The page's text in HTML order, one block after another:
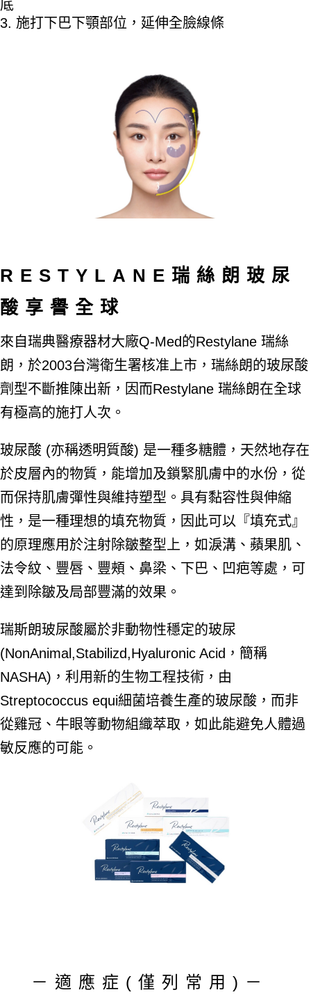
施打下巴下顎部位，延伸全臉線條
RESTYLANE瑞絲朗玻尿
酸享譽全球
來自瑞典醫療器材大廠Q-Med的Restylane 瑞絲
朗，於2003台灣衛生署核准上市，瑞絲朗的玻尿酸
劑型不斷推陳出新，因而Restylane 瑞絲朗在全球
有極高的施打人次。
玻尿酸 (亦稱透明質酸) 是一種多糖體，天然地存在
於皮層內的物質，能增加及鎖緊肌膚中的水份，從
而保持肌膚彈性與維持塑型。具有黏容性與伸縮
性，是一種理想的填充物質，因此可以『填充式』
的原理應用於注射除皺整型上，如淚溝、蘋果肌、
法令紋、豐唇、豐頰、鼻梁、下巴、凹疤等處，可
達到除皺及局部豐滿的效果。
瑞斯朗玻尿酸屬於非動物性穩定的玻尿
(NonAnimal,Stabilizd,Hyaluronic Acid，簡稱
NASHA)，利用新的生物工程技術，由
Streptococcus equi細菌培養生產的玻尿酸，而非
從雞冠、牛眼等動物組織萃取，如此能避免人體過
敏反應的可能。
－適應症(僅列常用)－